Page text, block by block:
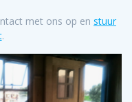
met ons op en stuur
.